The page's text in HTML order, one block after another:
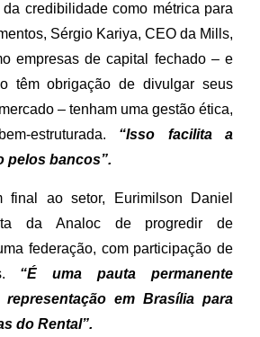
credibilidade como métrica para
Sérgio Kariya, CEO da Mills,
empresas de capital fechado – e
têm obrigação de divulgar seus
– tenham uma gestão ética,
estruturada. “Isso facilita a
pelos bancos”.
final ao setor, Eurimilson Daniel
da Analoc de progredir de
federação, com participação de
“É uma pauta permanente
representação em Brasília para
do Rental”.